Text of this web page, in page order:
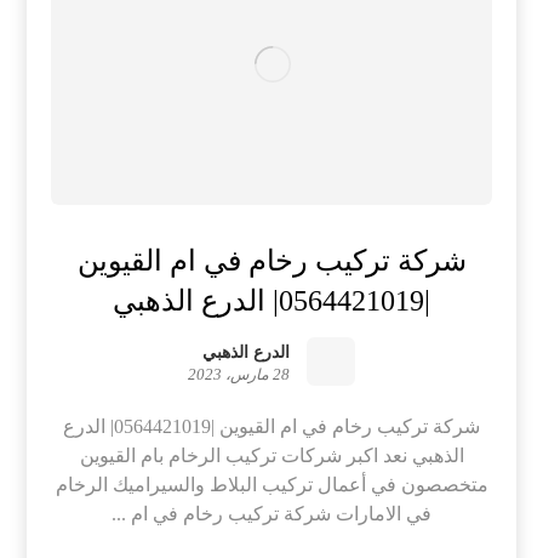
شركة تركيب رخام في ام القيوين
|0564421019| الدرع الذهبي
الدرع الذهبي
28 مارس، 2023
شركة تركيب رخام في ام القيوين |0564421019| الدرع
الذهبي نعد اكبر شركات تركيب الرخام بام القيوين
متخصصون في أعمال تركيب البلاط والسيراميك الرخام
في الامارات شركة تركيب رخام في ام ...